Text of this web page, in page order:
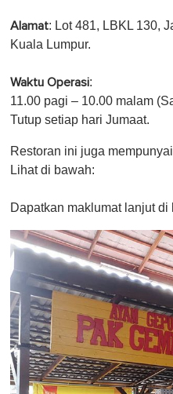
Alamat: Lot 481, LBKL 130,
Kuala Lumpur.
Waktu Operasi:
11.00 pagi – 10.00 malam
Tutup setiap hari Jumaat.
Restoran ini juga
Lihat di bawah:
Dapatkan maklumat lanjut di